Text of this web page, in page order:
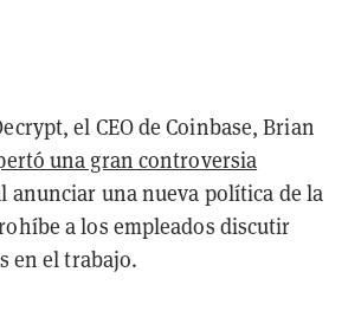
el CEO de Coinbase, Brian
una gran controversia
anunciar una nueva política de la
a los empleados discutir
en el trabajo.